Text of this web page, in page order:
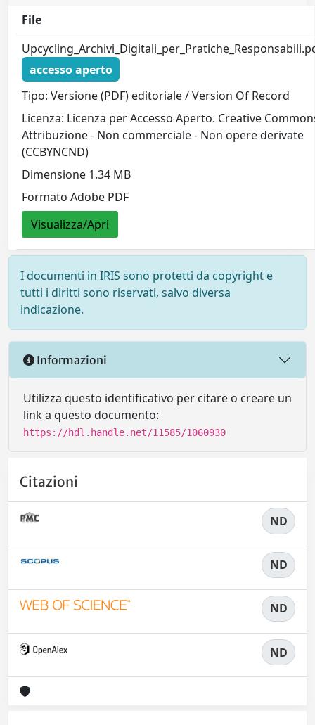
File
accesso aperto
Tipo: Versione (PDF) editoriale / Version Of Record
Licenza: Licenza per Accesso Aperto. Creative
Attribuzione - Non commerciale - Non opere derivate
(CCBYNCND)
Dimensione 1.34 MB
Formato Adobe PDF
Visualizza/Apri
I documenti in IRIS sono protetti da copyright e
tutti i diritti sono riservati, salvo diversa
indicazione.
Informazioni
Utilizza questo identificativo per citare o creare un
link a questo documento:
https://hdl.handle.net/11585/1060930
Citazioni
ND
ND
ND
ND